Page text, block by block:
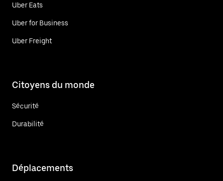
Uber Eats
Uber for Business
Uber Freight
Citoyens du monde
Sécurité
Durabilité
Déplacements